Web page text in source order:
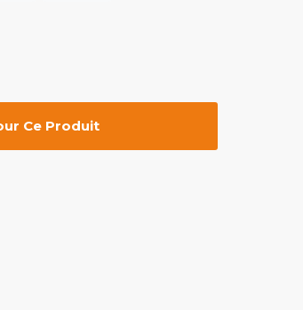
Ce Produit